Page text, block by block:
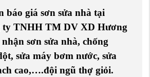
báo giá sơn sửa nhà tại
ty TNHH TM DV XD Hương
sơn sửa nhà, chống
sửa máy bơm nước, sửa
cao,….đội ngũ thợ giỏi.